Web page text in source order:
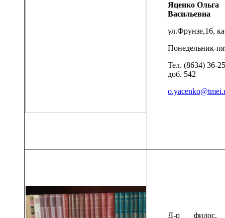
Яценко Ольга
Васильевна
ул.Фрунзе,16,
Понедельник-
Тел. (8634) 36-
доб. 542
Д-р филос.